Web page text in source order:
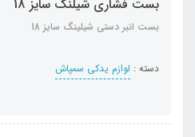
بست فشاری شیلنگ سایز 18
بست انبر دستی شیلینگ سایز 18
دسته : لوازم یدکی سمپاش